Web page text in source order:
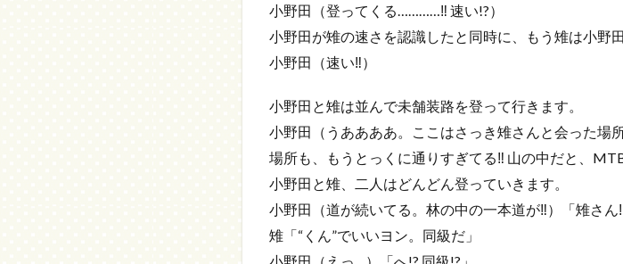
小野田（登ってくる…………‼ 速い!?）
小野田が雉の速さを認識したと同時に、もう雉は小野
小野田（速い‼）
小野田と雉は並んで未舗装路を登って行きます。
小野田（うああああ。ここはさっき雉さんと会った場
場所も、もうとっくに通りすぎてる‼ 山の中だと、
小野田と雉、二人はどんどん登っていきます。
小野田（道が続いてる。林の中の一本道が‼）「雉さん‼
雉「“くん”でいいヨン。同級だ」
小野田（えっ…）「へ!? 同級!?」